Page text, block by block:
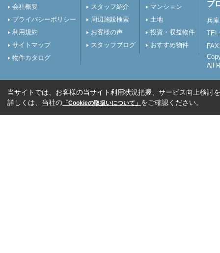
会社概要
プライバシーポリシー
利用規約
サイトマップ
物件カタログ
スタッフ紹介
周辺施設検索
お客様の声
スタッフブログ
マンション
土地
投資・収益物件
おすすめ物件
プ
兵
All
当サイトでは、お客様の当サイト利用状況把握、サービス向上検討
詳しくは、当社の 「Cookieの取扱いについて」 をご確認ください。